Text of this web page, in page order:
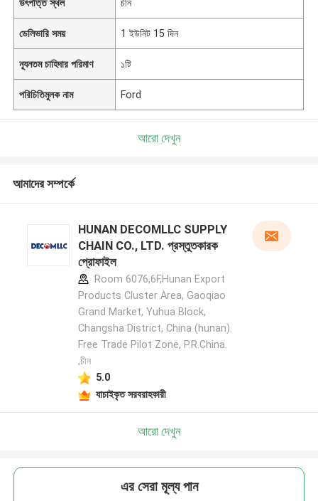
উৎপত্তি স্থল চীন
ডেলিভারি সময় 1 ইউনিট 15 দিন
ন্যূনতম চাহিদার পরিমাণ ১টি
পরিচিতিমুলক নাম Ford
আরো দেখুন
আমাদের সম্পর্কে
HUNAN DECOMLLC SUPPLY
CHAIN CO., LTD. প্রস্তুতকারক
প্রোফাইল
Room 6076,6F,Hunan Export
Products Cluster Area, Gaoqiao
Grand Market, Yuhua Block,
Changsha District, China (hunan)
Free Trade Pilot Zone, P.R.China.
,চীন
5.0
যাচাইকৃত সরবরাহকারী
আরো দেখুন
এর সেরা মূল্য পান